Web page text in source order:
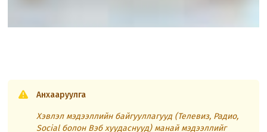
Анхааруулга
Хэвлэл мэдээллийн байгууллагууд (Телевиз, Радио,
Social болон Вэб хуудаснууд) манай мэдээллийг